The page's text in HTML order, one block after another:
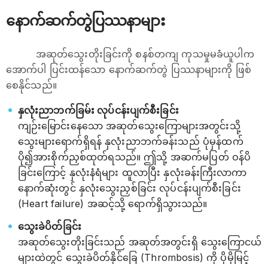
နောက်ဆက်တွဲပြဿနာများ
အဆုတ်သွေးတိုးခြင်းကို စနစ်တကျ ကုသမှုမခံယူပါက
အောက်ပါ ပြင်းထန်သော နောက်ဆက်တွဲ ပြဿနာများကို ဖြစ်
စေနိုင်သည်။
နှလုံးညာဘက်ခြမ်း လုပ်ငန်းပျက်စီးခြင်း
ကျဉ်းမြောင်းနေသော အဆုတ်သွေးကြောများအတွင်းသို့
သွေးများရောက်ရှိရန် နှလုံးညာဘက်ခန်းသည် ပုံမှန်ထက်
ပို၍အားစိုက်ညှစ်ထုတ်ရသည်။ ဤသို့ အဆက်မပြတ် ဝန်ပိ
ခြင်းကြောင့် နှလုံးနံရံများ ထူလာပြီး နှလုံးခန်းကြီးလာကာ
နောက်ဆုံးတွင် နှလုံးသွေးညှစ်ခြင်း လုပ်ငန်းပျက်စီးခြင်း
(Heart failure) အဆင့်သို့ ရောက်ရှိသွားသည်။
သွေးခဲပိတ်ခြင်း
အဆုတ်သွေးတိုးခြင်းသည် အဆုတ်အတွင်းရှိ သွေးကြောငယ်
များထဲတွင် သွေးခဲပိတ်နိုင်ခြေ (Thrombosis) ကို ပိုမိုမြင့်